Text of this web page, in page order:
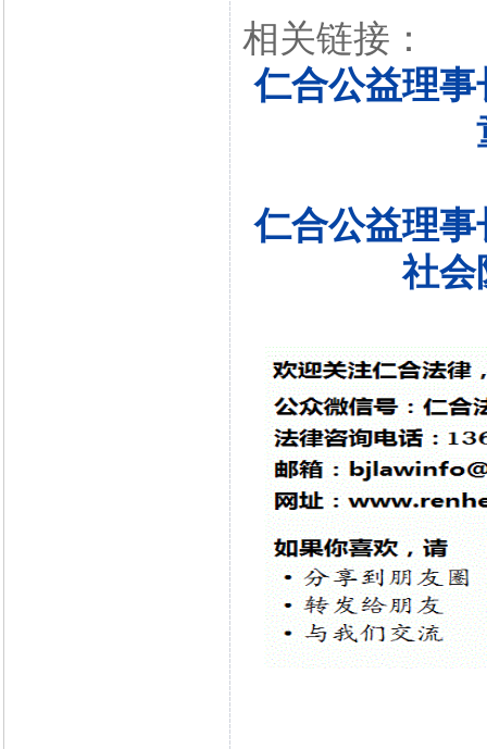
相关链接：
仁合公益理
仁合公益理
社会